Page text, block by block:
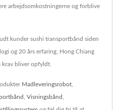
arbejdsomkostningerne og forblive
kunder sushi transportbånd siden
og 20 års erfaring, Hong Chiang
krav bliver opfyldt.
Madleveringsrobot
Visningsbånd